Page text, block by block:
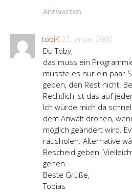
Antworten
tobiK 22. Januar 2008
Du Toby,
das muss ein
müsste es nur ein paar
geben, den Rest nicht.
Rechtlich ist das auf
Ich würde mich da
dem Anwalt drohen,
möglich geändert wird.
rausholen. Alternative
Bescheid geben.
gehen.
Beste Grüße,
Tobias